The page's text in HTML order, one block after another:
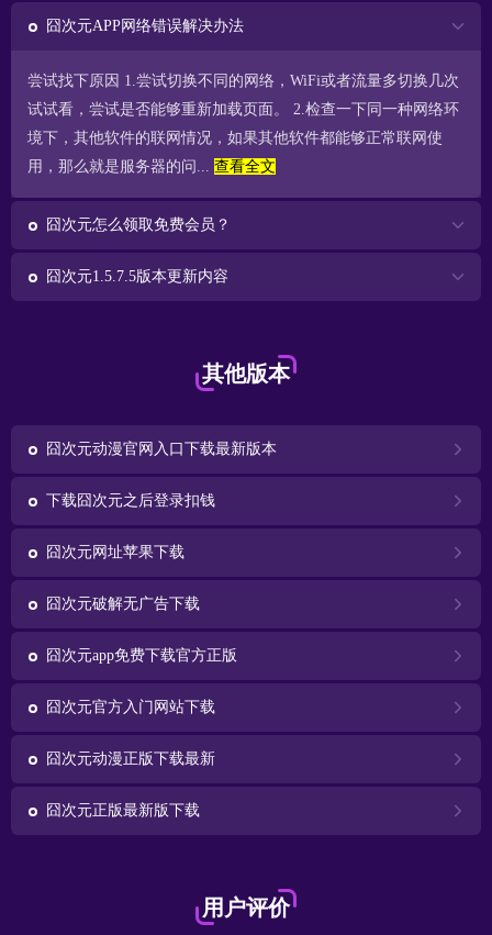
囧次元APP网络错误解决办法
尝试找下原因 1.尝试切换不同的网络，WiFi或者流量多切换几次
试试看，尝试是否能够重新加载页面。 2.检查一下同一种网络环
境下，其他软件的联网情况，如果其他软件都能够正常联网使
用，那么就是服务器的问... 查看全文
囧次元怎么领取免费会员？
囧次元1.5.7.5版本更新内容
其他版本
囧次元动漫官网入口下载最新版本
下载囧次元之后登录扣钱
囧次元网址苹果下载
囧次元破解无广告下载
囧次元app免费下载官方正版
囧次元官方入门网站下载
囧次元动漫正版下载最新
囧次元正版最新版下载
用户评价